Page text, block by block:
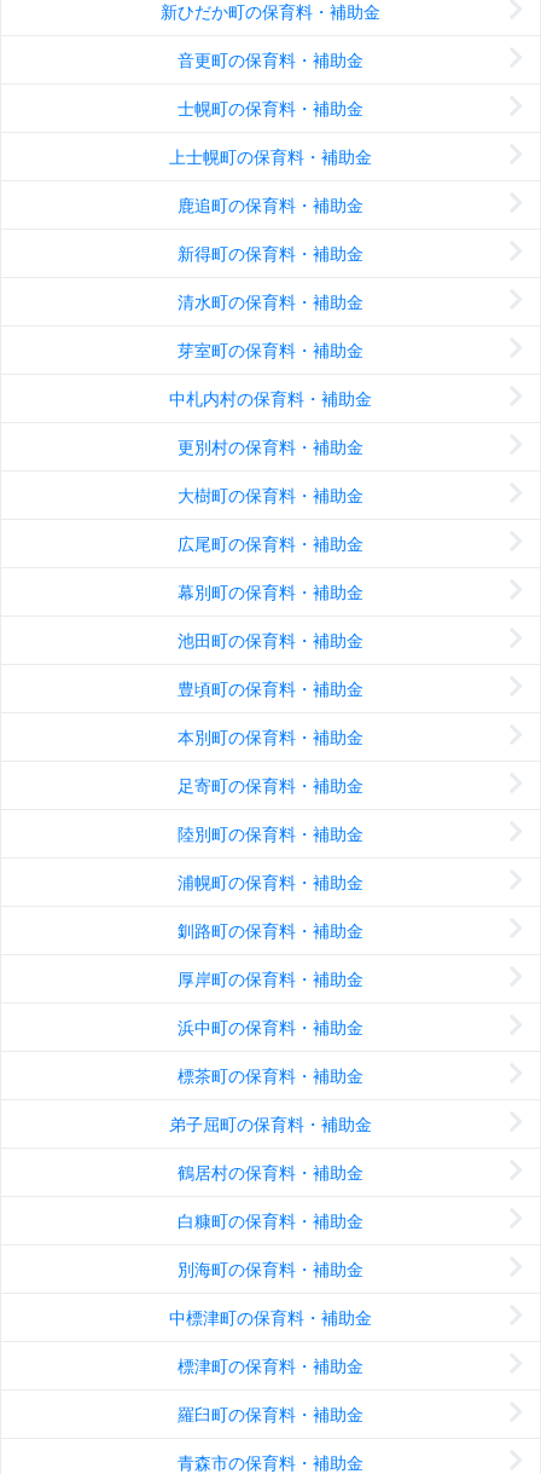
新ひだか町の保育料・補助金
音更町の保育料・補助金
士幌町の保育料・補助金
上士幌町の保育料・補助金
鹿追町の保育料・補助金
新得町の保育料・補助金
清水町の保育料・補助金
芽室町の保育料・補助金
中札内村の保育料・補助金
更別村の保育料・補助金
大樹町の保育料・補助金
広尾町の保育料・補助金
幕別町の保育料・補助金
池田町の保育料・補助金
豊頃町の保育料・補助金
本別町の保育料・補助金
足寄町の保育料・補助金
陸別町の保育料・補助金
浦幌町の保育料・補助金
釧路町の保育料・補助金
厚岸町の保育料・補助金
浜中町の保育料・補助金
標茶町の保育料・補助金
弟子屈町の保育料・補助金
鶴居村の保育料・補助金
白糠町の保育料・補助金
別海町の保育料・補助金
中標津町の保育料・補助金
標津町の保育料・補助金
羅臼町の保育料・補助金
青森市の保育料・補助金